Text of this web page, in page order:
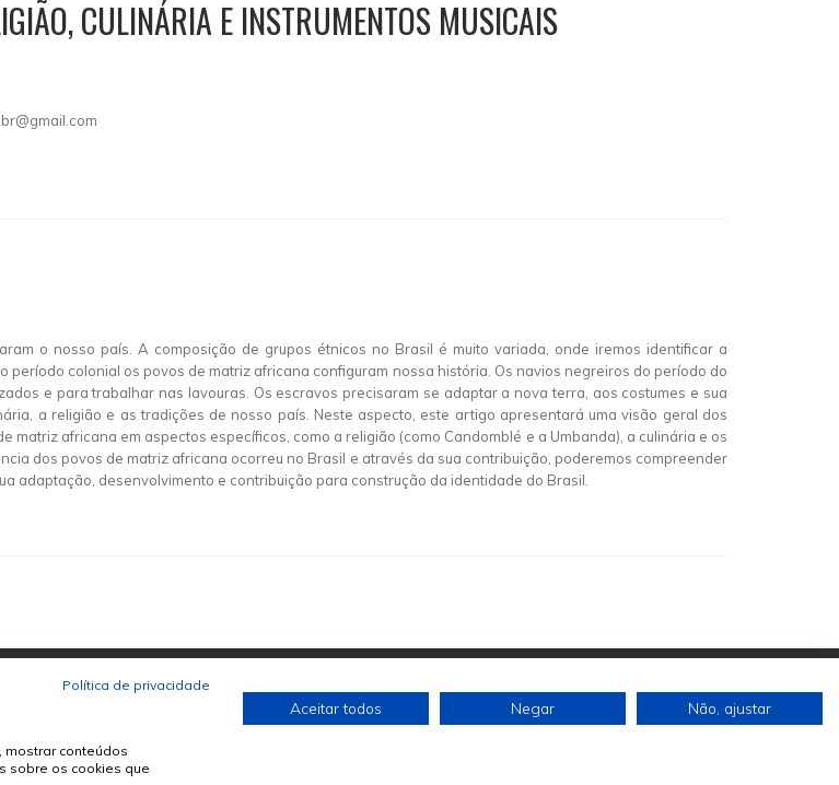
CULINÁRIA E INSTRUMENTOS MUSICAIS
o nosso país. A composição de grupos étnicos no Brasil é muito variada, onde iremos identificar a
colonial os povos de matriz africana configuram nossa história. Os navios negreiros do período do
e para trabalhar nas lavouras. Os escravos precisaram se adaptar a nova terra, aos costumes e sua
a religião e as tradições de nosso país. Neste aspecto, este artigo apresentará uma visão geral dos
africana em aspectos específicos, como a religião (como Candomblé e a Umbanda), a culinária e os
dos povos de matriz africana ocorreu no Brasil e através da sua contribuição, poderemos compreender
adaptação, desenvolvimento e contribuição para construção da identidade do Brasil.
Política de privacidade
conteúdos
sobre os cookies que
Aceitar todos Negar Não, ajustar